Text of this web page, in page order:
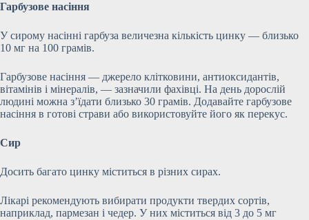
Гарбузове насіння
У сирому насінні гарбуза величезна кількість цинку — близько
10 мг на 100 грамів.
Гарбузове насіння — джерело клітковини, антиоксидантів,
вітамінів і мінералів, — зазначили фахівці. На день дорослій
людині можна з’їдати близько 30 грамів. Додавайте гарбузове
насіння в готові страви або використовуйте його як перекус.
Сир
Досить багато цинку міститься в різних сирах.
Лікарі рекомендують вибирати продукти твердих сортів,
наприклад, пармезан і чедер. У них міститься від 3 до 5 мг